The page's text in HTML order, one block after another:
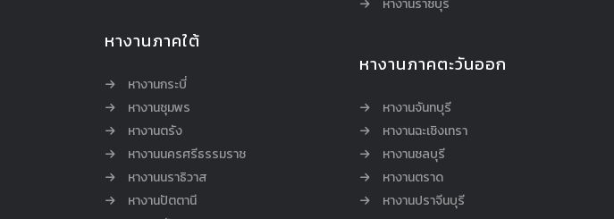
หางานภาคใต้
หางานกระบี่
หางานชุมพร
หางานตรัง
หางานนครศรีธรรมราช
หางานนราธิวาส
หางานปัตตานี
หางานราชบุรี
หางานภาคตะวันออก
หางานจันทบุรี
หางานฉะเชิงเทรา
หางานชลบุรี
หางานตราด
หางานปราจีนบุรี